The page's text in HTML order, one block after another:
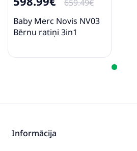
659.49€
Baby Merc Novis NV03
Bērnu ratiņi 3in1
Informācija